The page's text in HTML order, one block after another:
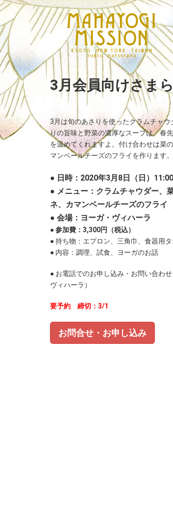
3月会員向けさま
3月は旬のあさりを使ったクラムチャウ
りの旨味と野菜の濃厚なスープは、春
を温めてくれますよ。付け合わせは菜
マンベールチーズのフライを作ります
● 日時：2020年3月8日（日）
● メニュー：クラムチャウダー、
ネ、カマンベールチーズのフライ
● 会場：ヨーガ・ヴィハーラ
● 参加費：3,300円
（税込）
● 持ち物：エプロン、三角巾、食器用
● 内容：調理、試食、ヨーガのお話
● お電話でのお申し込み・お問い合わ
ヴィハーラ）
要予約 締切：3/1
お問合せ・お申し込み